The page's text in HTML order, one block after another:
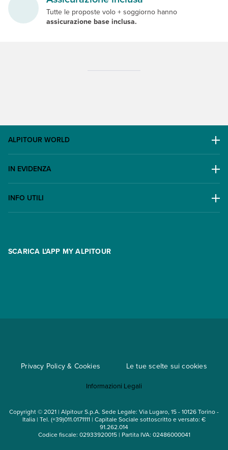
Tutte le proposte volo + soggiorno hanno
assicurazione base inclusa.
ALPITOUR WORLD
Lavora con noi
Assicurazioni
IN EVIDENZA
INFO UTILI
Condizioni generali di contratto
Mappa del sito
SCARICA L'APP MY ALPITOUR
Privacy Policy & Cookies Le tue scelte sui cookies
Informazioni Legali
Copyright © 2021 | Alpitour S.p.A. Sede Legale: Via Lugaro, 15 - 10126 Torino -
Italia | Tel. (+39)011.0171111 | Capitale Sociale sottoscritto e versato: €
91.262.014
Codice fiscale: 02933920015 | Partita IVA: 02486000041